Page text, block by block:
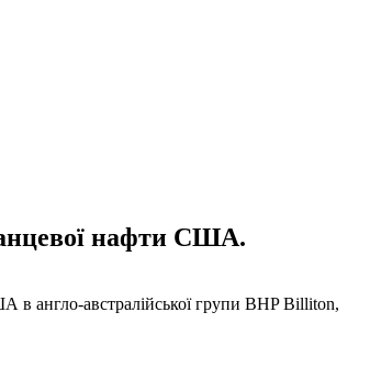
нафти США.
в англо-австралійської групи BHP Billiton,